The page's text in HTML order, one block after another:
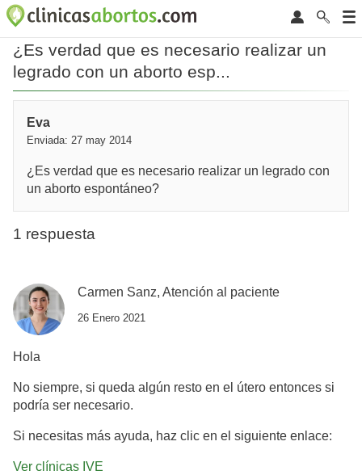
¿Es verdad que es necesario realizar un
legrado con un aborto esp...
Eva
Enviada: 27 may 2014
¿Es verdad que es necesario realizar un legrado con
un aborto espontáneo?
1 respuesta
Carmen Sanz, Atención al paciente
26 Enero 2021
Hola
No siempre, si queda algún resto en el útero entonces si
podría ser necesario.
Si necesitas más ayuda, haz clic en el siguiente enlace:
Ver clínicas IVE